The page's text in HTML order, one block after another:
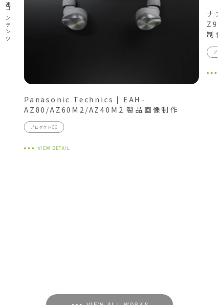
関連コンテンツ
Panasonic Technics | EAH-
AZ80/AZ60M2/AZ40M2 製品画像制作
プロダクトCG
VIEW DETAIL
ナ
制
プ